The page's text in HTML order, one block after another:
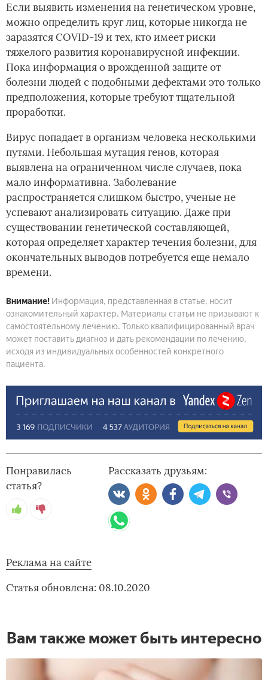
Если выявить изменения на генетическом уровне,
можно определить круг лиц, которые никогда не
заразятся COVID-19 и тех, кто имеет риски
тяжелого развития коронавирусной инфекции.
Пока информация о врожденной защите от
болезни людей с подобными дефектами это только
предположения, которые требуют тщательной
проработки.
Вирус попадает в организм человека несколькими
путями. Небольшая мутация генов, которая
выявлена на ограниченном числе случаев, пока
мало информативна. Заболевание
распространяется слишком быстро, ученые не
успевают анализировать ситуацию. Даже при
существовании генетической составляющей,
которая определяет характер течения болезни, для
окончательных выводов потребуется еще немало
времени.
Внимание! Информация, представленная в статье, носит
ознакомительный характер. Материалы статьи не призывают к
самостоятельному лечению. Только квалифицированный врач
может поставить диагноз и дать рекомендации по лечению,
исходя из индивидуальных особенностей конкретного
пациента.
Понравилась
статья?
Рассказать друзьям:
Реклама на сайте
Статья обновлена: 08.10.2020
Вам также может быть интересно